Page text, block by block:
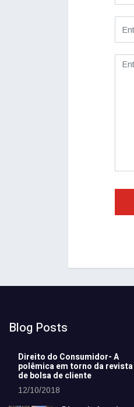
Blog Posts
Direito do Consumidor- A
polêmica em torno da revista
de bolsa de cliente
12/10/2018